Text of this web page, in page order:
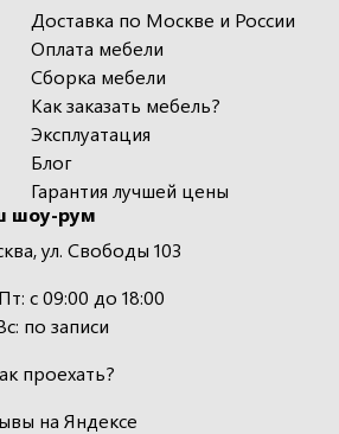
Доставка по Москве и России
Оплата мебели
Сборка мебели
Как заказать мебель?
Эксплуатация
Блог
Гарантия лучшей цены
шоу-рум
ул. Свободы 103
с 09:00 до 18:00
по записи
проехать?
на Яндексе